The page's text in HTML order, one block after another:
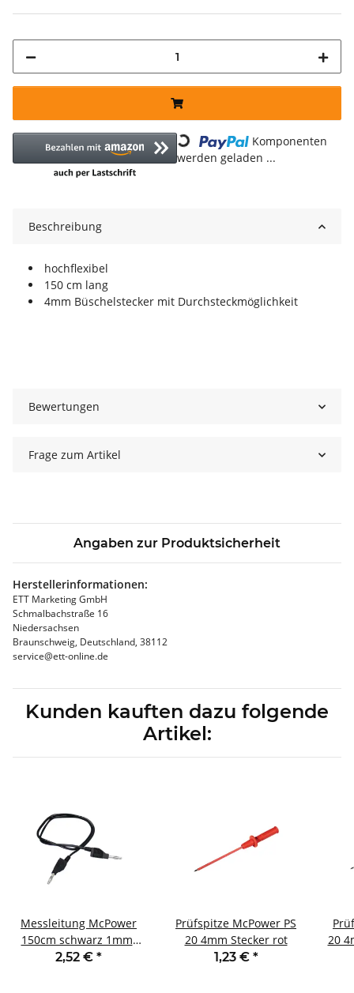
Loading...
Komponenten
werden geladen ...
Beschreibung
hochflexibel
150 cm lang
4mm Büschelstecker mit Durchsteckmöglichkeit
Bewertungen
Frage zum Artikel
Angaben zur Produktsicherheit
Herstellerinformationen:
ETT Marketing GmbH
Schmalbachstraße 16
Niedersachsen
Braunschweig, Deutschland, 38112
service@ett-online.de
Kunden kauften dazu folgende
Artikel:
Messleitung McPower
150cm schwarz 1mm²
PVC 2x 4mm
2,52 € *
Prüfspitze McPower PS
20 4mm Stecker rot
1,23 € *
20